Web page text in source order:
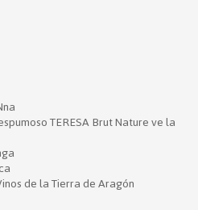
TERESA Brut Nature ve la
de la Tierra de Aragón